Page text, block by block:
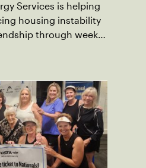
Services is helping
housing instability
through weekly